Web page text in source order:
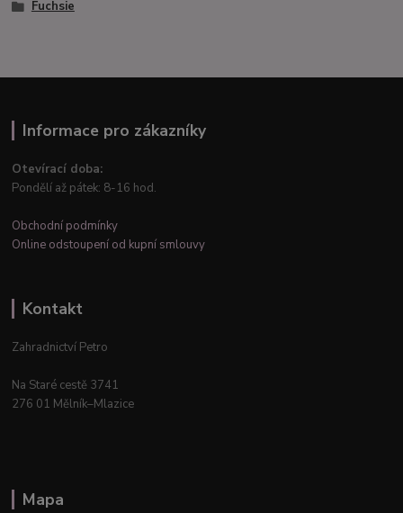
Fuchsie
Informace pro zákazníky
Otevírací doba:
Pondělí až pátek: 8-16 hod.
Obchodní podmínky
Online odstoupení od kupní smlouvy
Kontakt
Zahradnictví Petro
Na Staré cestě 3741
276 01 Mělník–Mlazice
Mapa